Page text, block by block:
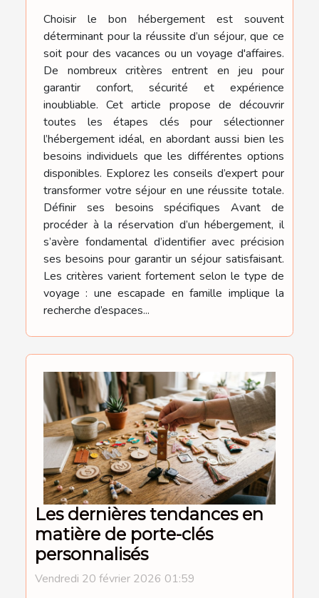
Choisir le bon hébergement est souvent
déterminant pour la réussite d’un séjour, que ce
soit pour des vacances ou un voyage d'affaires.
De nombreux critères entrent en jeu pour
garantir confort, sécurité et expérience
inoubliable. Cet article propose de découvrir
toutes les étapes clés pour sélectionner
l’hébergement idéal, en abordant aussi bien les
besoins individuels que les différentes options
disponibles. Explorez les conseils d’expert pour
transformer votre séjour en une réussite totale.
Définir ses besoins spécifiques Avant de
procéder à la réservation d’un hébergement, il
s’avère fondamental d’identifier avec précision
ses besoins pour garantir un séjour satisfaisant.
Les critères varient fortement selon le type de
voyage : une escapade en famille implique la
recherche d’espaces...
Les dernières tendances en
matière de porte-clés
personnalisés
Vendredi 20 février 2026 01:59